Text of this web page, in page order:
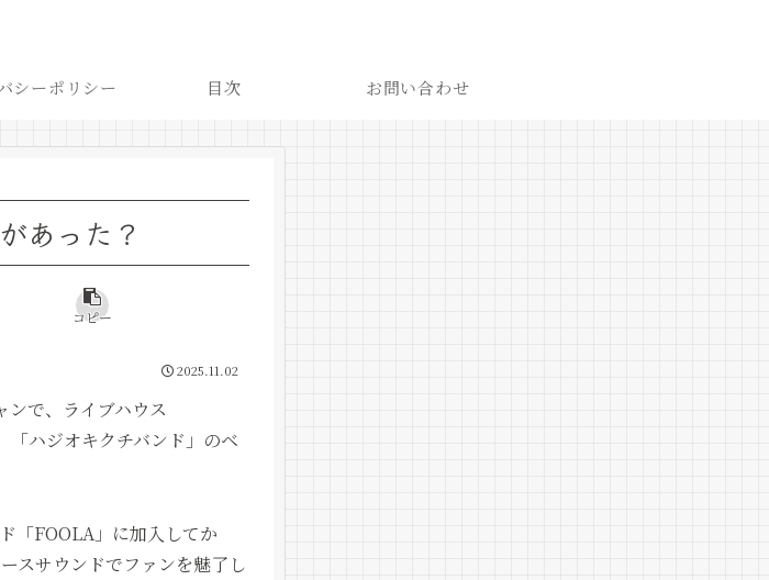
シーポリシー 目次 お問い合わせ
あった？
コピー
2025.11.02
ンで、ライブハウス
ハジオキクチバンド」のベ
「FOOLA」に加入してか
スサウンドでファンを魅了し